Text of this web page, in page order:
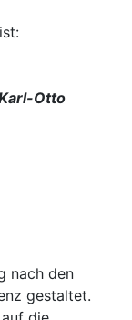
ist:
Otto
nach den
gestaltet.